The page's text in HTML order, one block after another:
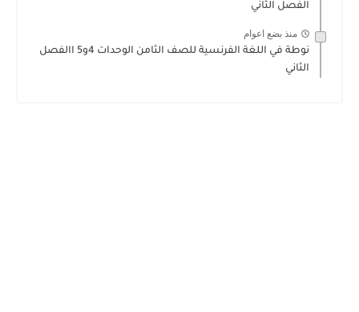
الفصل الثاني
منذ بضع اعوام
نوطة في اللغة الفرنسية للصف الثامن الوحدات 4و5 االفصل
الثاني